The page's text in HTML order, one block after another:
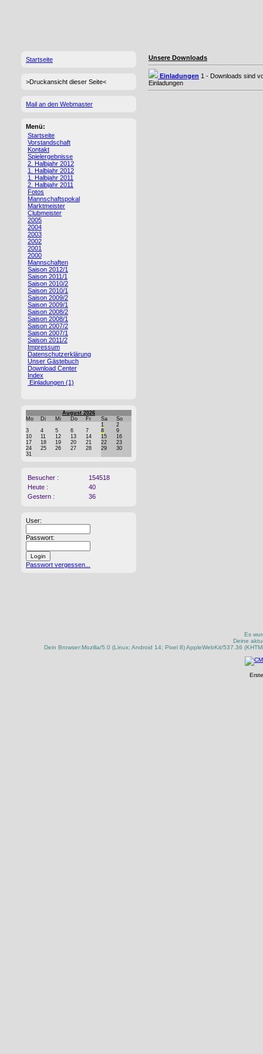
Startseite
>Druckansicht dieser Seite<
Mail an den Webmaster
Menü:
Startseite
Vorstandschaft
Kontakt
Spielergebnisse
2. Halbjahr 2012
1. Halbjahr 2012
1. Halbjahr 2011
2. Halbjahr 2011
Fotos
Mannschaftspokal
Marktmeister
Clubmeister
2005
2004
2003
2002
2001
2000
Mannschaften
Saison 2012/1
Saison 2011/1
Saison 2010/2
Saison 2010/1
Saison 2009/2
Saison 2009/1
Saison 2008/2
Saison 2008/1
Saison 2007/2
Saison 2007/1
Saison 2011/2
Impressum
Datenschutzerklärung
Unser Gästebuch
Download Center
Index
Einladungen (1)
August 2026
Mo
Di Mi Do Fr Sa
So
1
2
3
4 5 6 7 8
9
10
11 12 13 14 15
16
17
18 19 20 21 22
23
24
25 26 27 28 29
30
31
Besucher :
154518
Heute :
40
Gestern :
36
User:
Passwort:
Passwort vergessen...
Unsere Downloads
Einladungen 1 - Downloads sind
Einladungen
Es
Deine
Dein Browser:Mozilla/5.0 (Linux; Android 14; Pixel 8) AppleWebKit/537.36